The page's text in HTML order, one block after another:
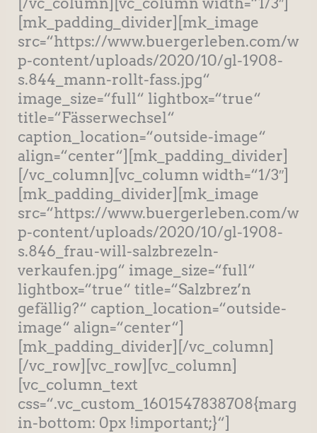
[mk_padding_divider][mk_image
src=“https://www.buergerleben.com/w
p-content/uploads/2020/10/gl-1908-
s.844_mann-rollt-fass.jpg“
image_size=“full“ lightbox=“true“
title=“Fässerwechsel“
caption_location=“outside-image“
align=“center“][mk_padding_divider]
[/vc_column][vc_column width=“1/3″]
[mk_padding_divider][mk_image
src=“https://www.buergerleben.com/w
p-content/uploads/2020/10/gl-1908-
s.846_frau-will-salzbrezeln-
verkaufen.jpg“ image_size=“full“
lightbox=“true“ title=“Salzbrez’n
gefällig?“ caption_location=“outside-
image“ align=“center“]
[mk_padding_divider][/vc_column]
[/vc_row][vc_row][vc_column]
[vc_column_text
css=“.vc_custom_1601547838708{marg
in-bottom: 0px !important;}“]